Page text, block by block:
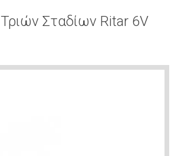
Σταδίων Ritar 6V